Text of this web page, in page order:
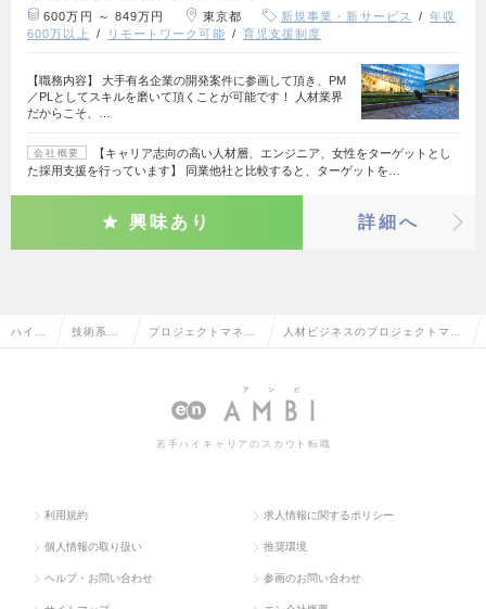
600万円 ～ 849万円 東京都 新規事業・新サービス
年収
600万以上
リモートワーク可能 育児支援制度
【職務内容】 大手有名企業の開発案件に参画して頂き、PM
／PLとしてスキルを磨いて頂くことが可能です！ 人材業界
だからこそ、…
会社概要
【キャリア志向の高い人材層、エンジニア、女性をターゲットとし
た採用支援を行っています】 同業他社と比較すると、ターゲットを…
興味あり 詳細へ
ハイク 技術系（I プロジェクトマネー
ジ・ミドルウェア
人材ビジネスのプロジェクトマネ
ェア系）の転職・求人情報一覧
若手ハイキャリアのスカウト転職
利用規約 求人情報に関するポリシー
個人情報の取り扱い 推奨環境
ヘルプ・お問い合わせ 参画のお問い合わせ